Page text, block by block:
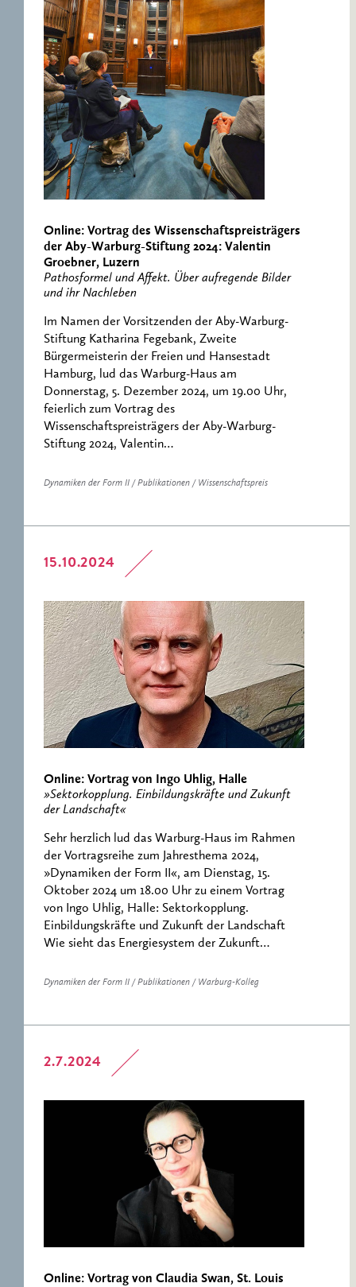
Online: Vortrag des Wissenschaftspreisträgers
der Aby-Warburg-Stiftung 2024: Valentin
Groebner, Luzern
Pathosformel und Affekt. Über aufregende Bilder
und ihr Nachleben
Im Namen der Vorsitzenden der Aby-Warburg-
Stiftung Katharina Fegebank, Zweite
Bürgermeisterin der Freien und Hansestadt
Hamburg, lud das Warburg-Haus am
Donnerstag, 5. Dezember 2024, um 19.00 Uhr,
feierlich zum Vortrag des
Wissenschaftspreisträgers der Aby-Warburg-
Stiftung 2024, Valentin…
Dynamiken der Form II / Publikationen / Wissenschaftspreis
15.10.2024
Online: Vortrag von Ingo Uhlig, Halle
»Sektorkopplung. Einbildungskräfte und Zukunft
der Landschaft«
Sehr herzlich lud das Warburg-Haus im Rahmen
der Vortragsreihe zum Jahresthema 2024,
»Dynamiken der Form II«, am Dienstag, 15.
Oktober 2024 um 18.00 Uhr zu einem Vortrag
von Ingo Uhlig, Halle: Sektorkopplung.
Einbildungskräfte und Zukunft der Landschaft
Wie sieht das Energiesystem der Zukunft…
Dynamiken der Form II / Publikationen / Warburg-Kolleg
2.7.2024
Online: Vortrag von Claudia Swan, St. Louis